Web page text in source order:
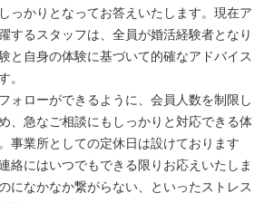
っかりとなってお答えいたします。現在ア
するスタッフは、全員が婚活経験者となり
と自身の体験に基づいて的確なアドバイス
。
ォローができるように、会員人数を制限し
、急なご相談にもしっかりと対応できる体
事業所としての定休日は設けております
絡にはいつでもできる限りお応えいたしま
になかなか繋がらない、といったストレス